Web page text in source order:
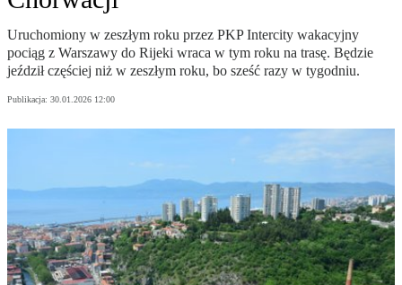
Uruchomiony w zeszłym roku przez PKP Intercity wakacyjny
pociąg z Warszawy do Rijeki wraca w tym roku na trasę. Będzie
jeździł częściej niż w zeszłym roku, bo sześć razy w tygodniu.
Publikacja: 30.01.2026 12:00